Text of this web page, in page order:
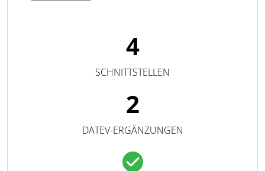
4
SCHNITTSTELLEN
2
DATEV-ERGÄNZUNGEN